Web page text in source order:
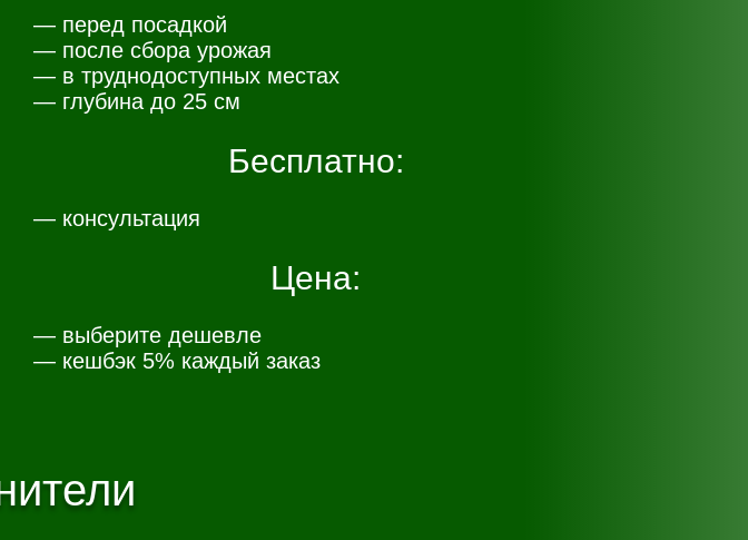
— перед посадкой
— после сбора урожая
— в труднодоступных местах
— глубина до 25 см
Бесплатно:
— консультация
Цена:
— выберите дешевле
— кешбэк 5% каждый заказ